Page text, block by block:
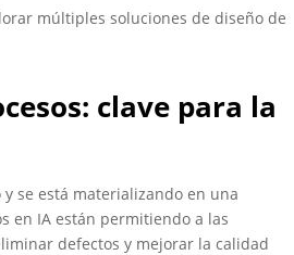
múltiples soluciones de diseño de
clave para la
se está materializando en una
en IA están permitiendo a las
defectos y mejorar la calidad